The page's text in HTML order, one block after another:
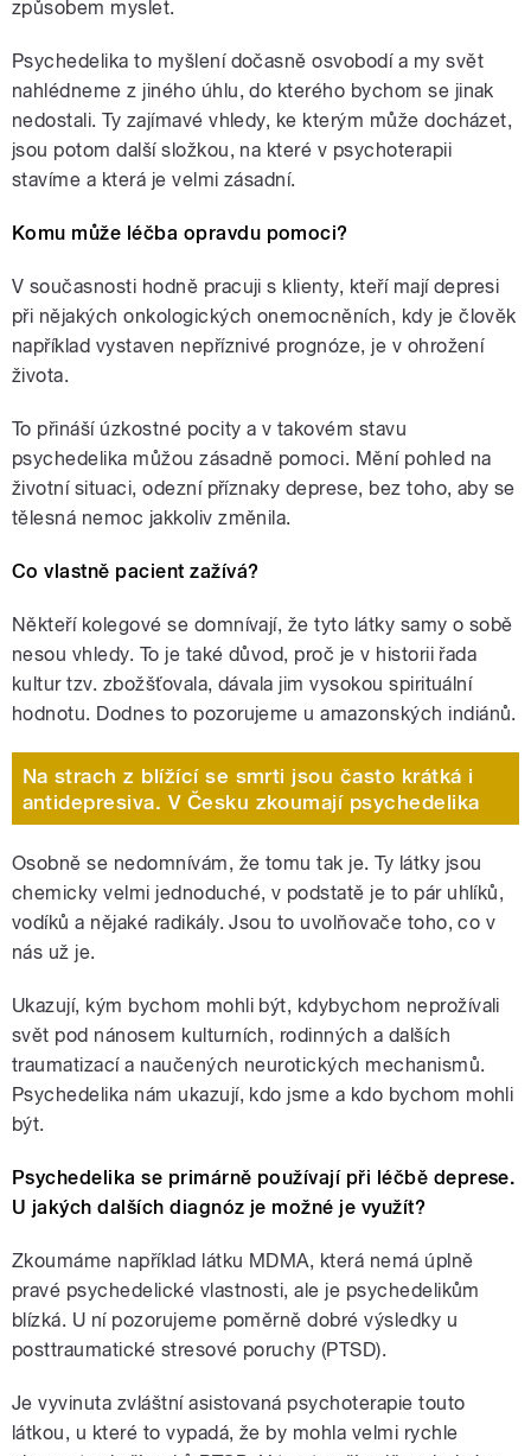
způsobem myslet.
Psychedelika to myšlení dočasně osvobodí a my svět
nahlédneme z jiného úhlu, do kterého bychom se jinak
nedostali. Ty zajímavé vhledy, ke kterým může docházet,
jsou potom další složkou, na které v psychoterapii
stavíme a která je velmi zásadní.
Komu může léčba opravdu pomoci?
V současnosti hodně pracuji s klienty, kteří mají depresi
při nějakých onkologických onemocněních, kdy je člověk
například vystaven nepříznivé prognóze, je v ohrožení
života.
To přináší úzkostné pocity a v takovém stavu
psychedelika můžou zásadně pomoci. Mění pohled na
životní situaci, odezní příznaky deprese, bez toho, aby se
tělesná nemoc jakkoliv změnila.
Co vlastně pacient zažívá?
Někteří kolegové se domnívají, že tyto látky samy o sobě
nesou vhledy. To je také důvod, proč je v historii řada
kultur tzv. zbožšťovala, dávala jim vysokou spirituální
hodnotu. Dodnes to pozorujeme u amazonských indiánů.
Na strach z blížící se smrti jsou často krátká i
antidepresiva. V Česku zkoumají psychedelika
Osobně se nedomnívám, že tomu tak je. Ty látky jsou
chemicky velmi jednoduché, v podstatě je to pár uhlíků,
vodíků a nějaké radikály. Jsou to uvolňovače toho, co v
nás už je.
Ukazují, kým bychom mohli být, kdybychom neprožívali
svět pod nánosem kulturních, rodinných a dalších
traumatizací a naučených neurotických mechanismů.
Psychedelika nám ukazují, kdo jsme a kdo bychom mohli
být.
Psychedelika se primárně používají při léčbě deprese.
U jakých dalších diagnóz je možné je využít?
Zkoumáme například látku MDMA, která nemá úplně
pravé psychedelické vlastnosti, ale je psychedelikům
blízká. U ní pozorujeme poměrně dobré výsledky u
posttraumatické stresové poruchy (PTSD).
Je vyvinuta zvláštní asistovaná psychoterapie touto
látkou, u které to vypadá, že by mohla velmi rychle